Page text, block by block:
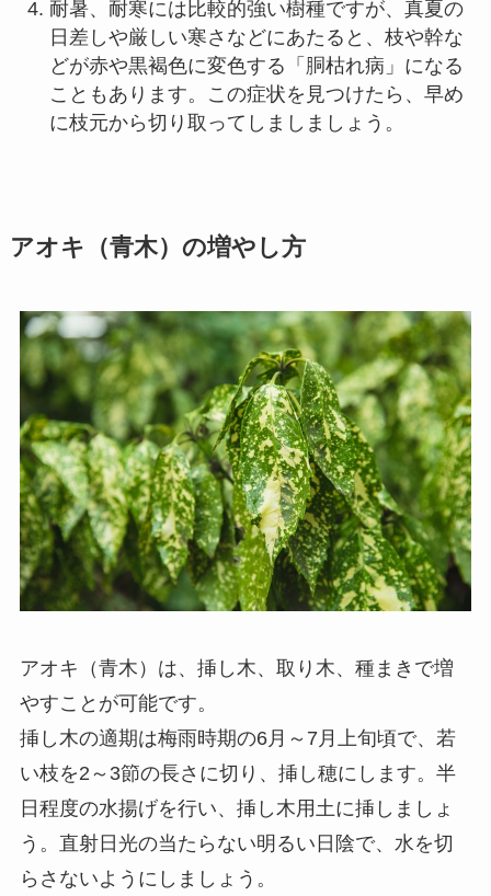
耐暑、耐寒には比較的強い樹種ですが、真夏の
日差しや厳しい寒さなどにあたると、枝や幹な
どが赤や黒褐色に変色する「胴枯れ病」になる
こともあります。この症状を見つけたら、早め
に枝元から切り取ってしましましょう。
アオキ（青木）の増やし方
アオキ（青木）は、挿し木、取り木、種まきで増
やすことが可能です。
挿し木の適期は梅雨時期の6月～7月上旬頃で、若
い枝を2～3節の長さに切り、挿し穂にします。半
日程度の水揚げを行い、挿し木用土に挿しましょ
う。直射日光の当たらない明るい日陰で、水を切
らさないようにしましょう。